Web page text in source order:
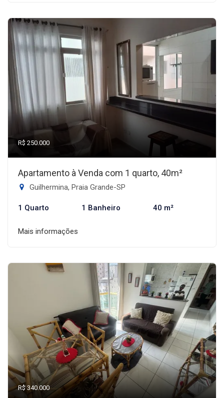
R$ 250.000
Apartamento à Venda com 1 quarto, 40m²
Guilhermina, Praia Grande-SP
1 Quarto 1 Banheiro 40 m²
Mais informações
R$ 340.000